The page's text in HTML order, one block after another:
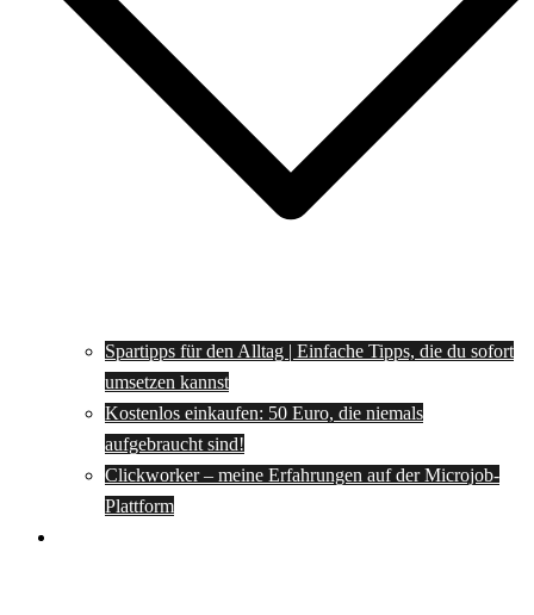
Spartipps für den Alltag | Einfache Tipps, die du sofort
umsetzen kannst
Kostenlos einkaufen: 50 Euro, die niemals
aufgebraucht sind!
Clickworker – meine Erfahrungen auf der Microjob-
Plattform